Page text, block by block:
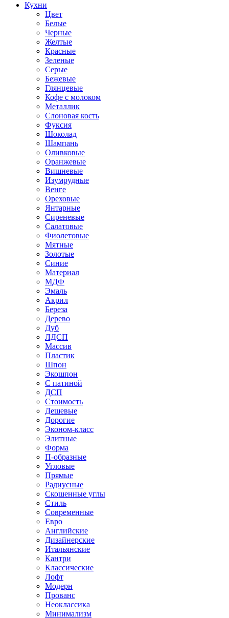
Кухни
Цвет
Белые
Черные
Желтые
Красные
Зеленые
Серые
Бежевые
Глянцевые
Кофе с молоком
Металлик
Слоновая кость
Фуксия
Шоколад
Шампань
Оливковые
Оранжевые
Вишневые
Изумрудные
Венге
Ореховые
Янтарные
Сиреневые
Салатовые
Фиолетовые
Мятные
Золотые
Синие
Материал
МДФ
Эмаль
Акрил
Береза
Дерево
Дуб
ЛДСП
Массив
Пластик
Шпон
Экошпон
С патиной
ДСП
Стоимость
Дешевые
Дорогие
Эконом-класс
Элитные
Форма
П-образные
Угловые
Прямые
Радиусные
Скошенные углы
Стиль
Современные
Евро
Английские
Дизайнерские
Итальянские
Кантри
Классические
Лофт
Модерн
Прованс
Неоклассика
Минимализм